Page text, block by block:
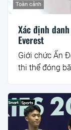
Toàn cảnh
Xác định
Everest
Giới chức Ấn
thi thể đóng